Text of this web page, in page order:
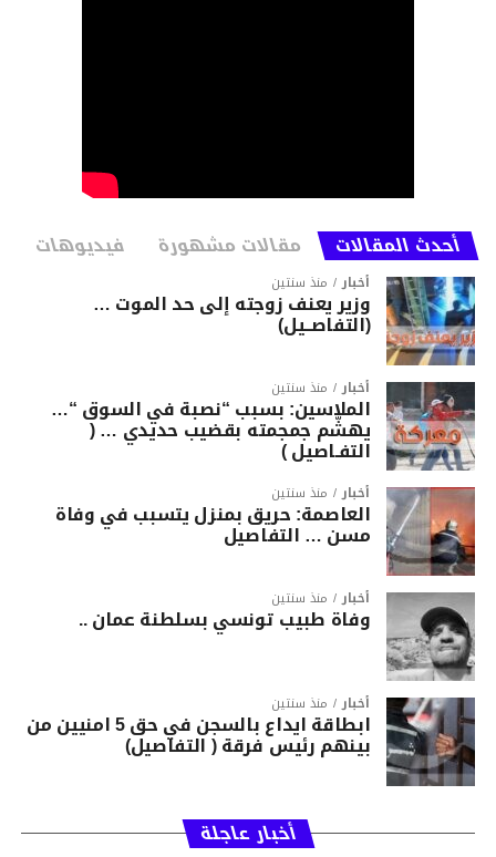
أحدث المقالات مقالات مشهورة فيديوهات
أخبار منذ سنتين
وزير يعنف زوجته إلى حد الموت …
(التفاصــيل)
أخبار منذ سنتين
الملاسين: بسبب “نصبة في السوق “…
يهشّم جمجمته بقضيب حديدي … (
التفـاصيل )
أخبار منذ سنتين
العاصمة: حريق بمنزل يتسبب في وفاة
مسن … التفاصيل
أخبار منذ سنتين
وفاة طبيب تونسي بسلطنة عمان ..
أخبار منذ سنتين
ابطاقة ايداع بالسجن في حق 5 امنيين من
بينهم رئيس فرقة ( التفاصيل)
أخبار عاجلة